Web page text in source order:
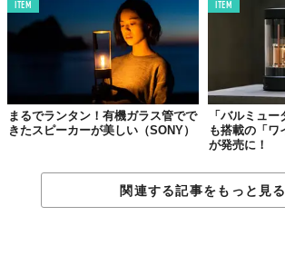
ITEM
まるでランタン！有機ガラス管でで
きたスピーカーが美しい（SONY）
ITEM
「バルミュ
も搭載の「ワ
が発売に！
関連する記事をもっと見る